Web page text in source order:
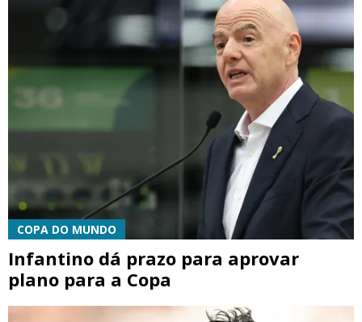
COPA DO MUNDO
Infantino dá prazo para aprovar
plano para a Copa